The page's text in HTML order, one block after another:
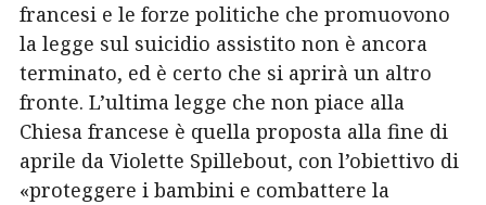
francesi e le forze politiche che promuovono
la legge sul suicidio assistito non è ancora
terminato, ed è certo che si aprirà un altro
fronte. L’ultima legge che non piace alla
Chiesa francese è quella proposta alla fine di
aprile da Violette Spillebout, con l’obiettivo di
«proteggere i bambini e combattere la